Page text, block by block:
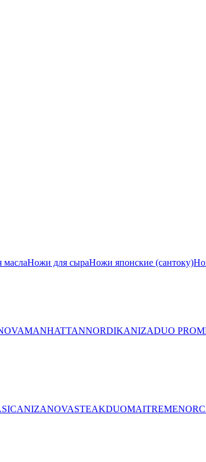
Ножи для сыраНожи японские (сантоку)
MANHATTANNORDIKANIZADUO PRO
NIZANOVASTEAKDUOMAITRE